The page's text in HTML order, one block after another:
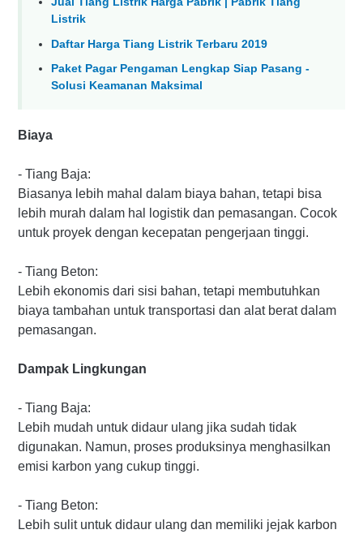
Listrik
Daftar Harga Tiang Listrik Terbaru 2019
Paket Pagar Pengaman Lengkap Siap Pasang -
Solusi Keamanan Maksimal
Biaya
- Tiang Baja:
Biasanya lebih mahal dalam biaya bahan, tetapi bisa
lebih murah dalam hal logistik dan pemasangan. Cocok
untuk proyek dengan kecepatan pengerjaan tinggi.
- Tiang Beton:
Lebih ekonomis dari sisi bahan, tetapi membutuhkan
biaya tambahan untuk transportasi dan alat berat dalam
pemasangan.
Dampak Lingkungan
- Tiang Baja:
Lebih mudah untuk didaur ulang jika sudah tidak
digunakan. Namun, proses produksinya menghasilkan
emisi karbon yang cukup tinggi.
- Tiang Beton:
Lebih sulit untuk didaur ulang dan memiliki jejak karbon